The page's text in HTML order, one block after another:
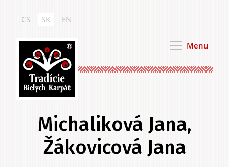
obsah
Tradície Bielych Karpát
Menu
CS SK EN
Michaliková Jana,
Žákovicová Jana